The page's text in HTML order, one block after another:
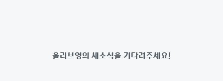
올리브영의 새소식을 기다려주세요!